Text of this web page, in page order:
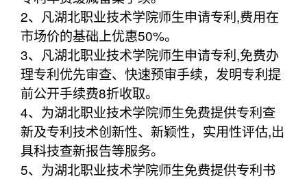
2、凡湖北职业技术学院师生申请专利,费用在
市场价的基础上优惠50%。
3、凡湖北职业技术学院师生申请专利,免费办
理专利优先审查、快速预审手续，发明专利提
前公开手续费8折收取。
4、为湖北职业技术学院师生免费提供专利查
新及专利技术创新性、新颖性，实用性评估,出
具科技查新报告等服务。
5、为湖北职业技术学院师生免费提供专利书